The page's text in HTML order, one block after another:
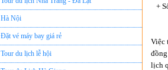
Hà Nội
Đặt vé máy bay giá rẻ
Tour du lịch lễ hội
Tour du Lịch Hà Giang
+
Việc
lịch